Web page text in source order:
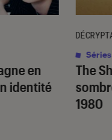
en
identité
The
1980
Séries